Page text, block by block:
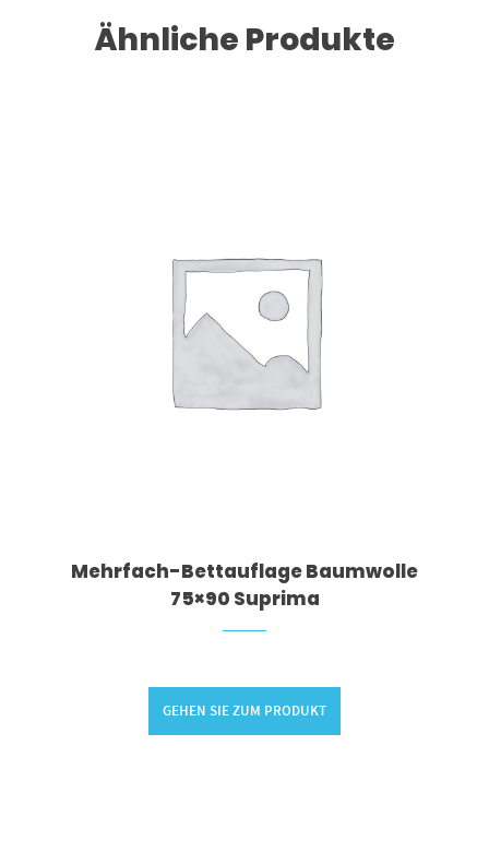
Ähnliche Produkte
Mehrfach-Bettauflage Baumwolle
75×90 Suprima
GEHEN SIE ZUM PRODUKT